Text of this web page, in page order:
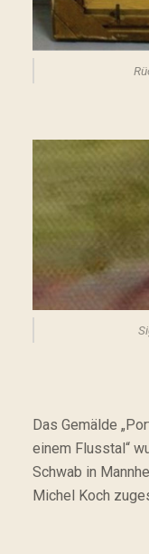
Das Gemälde
einem Flusstal“
Schwab in
Michel Koch